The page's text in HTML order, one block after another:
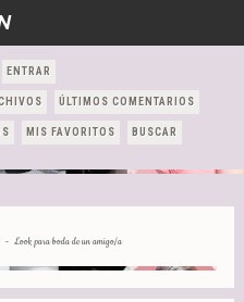
ENTRAR
ÚLTIMOS COMENTARIOS
MIS FAVORITOS BUSCAR
- Look para boda de un amigo/a